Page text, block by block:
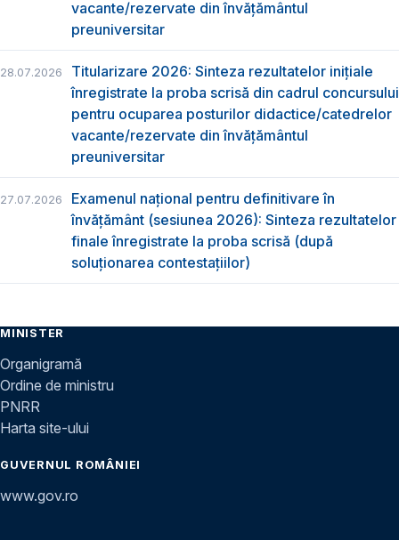
vacante/rezervate din învăţământul
preuniversitar
28.07.2026
Titularizare 2026: Sinteza rezultatelor inițiale
înregistrate la proba scrisă din cadrul concursului
pentru ocuparea posturilor didactice/catedrelor
vacante/rezervate din învăţământul
preuniversitar
27.07.2026
Examenul național pentru definitivare în
învățământ (sesiunea 2026): Sinteza rezultatelor
finale înregistrate la proba scrisă (după
soluționarea contestațiilor)
MINISTER
Organigramă
Ordine de ministru
PNRR
Harta site-ului
GUVERNUL ROMÂNIEI
www.gov.ro